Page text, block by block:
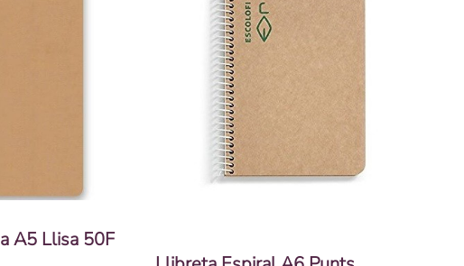
A5 Llisa 50F